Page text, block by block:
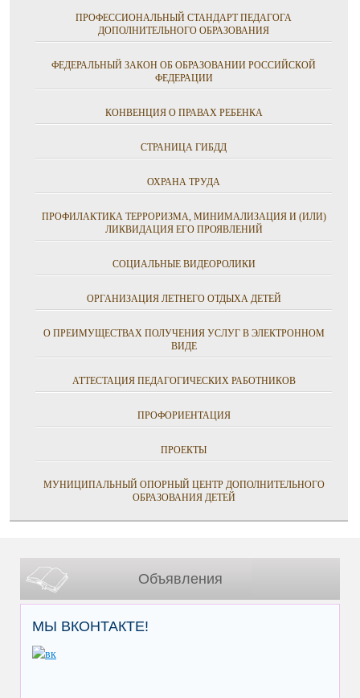
ПРОФЕССИОНАЛЬНЫЙ СТАНДАРТ ПЕДАГОГА
ДОПОЛНИТЕЛЬНОГО ОБРАЗОВАНИЯ
ФЕДЕРАЛЬНЫЙ ЗАКОН ОБ ОБРАЗОВАНИИ РОССИЙСКОЙ
ФЕДЕРАЦИИ
КОНВЕНЦИЯ О ПРАВАХ РЕБЕНКА
СТРАНИЦА ГИБДД
ОХРАНА ТРУДА
ПРОФИЛАКТИКА ТЕРРОРИЗМА, МИНИМАЛИЗАЦИЯ И (ИЛИ)
ЛИКВИДАЦИЯ ЕГО ПРОЯВЛЕНИЙ
СОЦИАЛЬНЫЕ ВИДЕОРОЛИКИ
ОРГАНИЗАЦИЯ ЛЕТНЕГО ОТДЫХА ДЕТЕЙ
О ПРЕИМУЩЕСТВАХ ПОЛУЧЕНИЯ УСЛУГ В ЭЛЕКТРОННОМ
ВИДЕ
АТТЕСТАЦИЯ ПЕДАГОГИЧЕСКИХ РАБОТНИКОВ
ПРОФОРИЕНТАЦИЯ
ПРОЕКТЫ
МУНИЦИПАЛЬНЫЙ ОПОРНЫЙ ЦЕНТР ДОПОЛНИТЕЛЬНОГО
ОБРАЗОВАНИЯ ДЕТЕЙ
Объявления
МЫ ВКОНТАКТЕ!